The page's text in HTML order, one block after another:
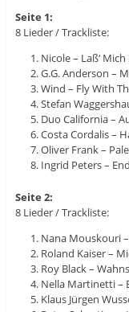
Seite 1:
8 Lieder / Trackliste:
Nicole – Laß‘
G.G. Anderson –
Wind – Fly With
Stefan
Duo California –
Costa Cordalis –
Oliver Frank –
Ingrid Peters –
Seite 2:
8 Lieder / Trackliste:
Nana Mouskouri
Roland Kaiser –
Roy Black –
Nella Martinetti –
Klaus Jürgen